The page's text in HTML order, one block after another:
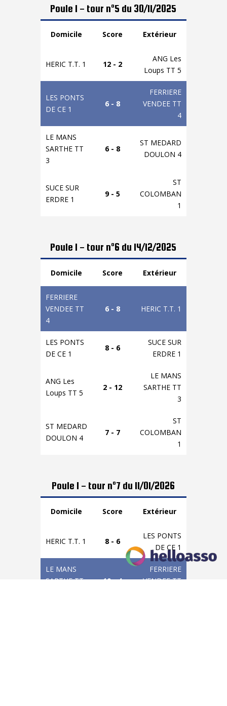
Poule 1 - tour n°5 du 30/11/2025
Domicile Score Extérieur
HERIC T.T. 1 12 - 2
ANG Les
Loups TT 5
LES PONTS
DE CE 1
6 - 8
FERRIERE
VENDEE TT
4
LE MANS
SARTHE TT
3
6 - 8
ST MEDARD
DOULON 4
SUCE SUR
ERDRE 1
9 - 5
ST
COLOMBAN
1
Poule 1 - tour n°6 du 14/12/2025
Domicile Score Extérieur
FERRIERE
VENDEE TT
4
6 - 8 HERIC T.T. 1
LES PONTS
DE CE 1
8 - 6
SUCE SUR
ERDRE 1
ANG Les
Loups TT 5
2 - 12
LE MANS
SARTHE TT
3
ST MEDARD
DOULON 4
7 - 7
ST
COLOMBAN
1
Poule 1 - tour n°7 du 11/01/2026
Domicile Score Extérieur
HERIC T.T. 1 8 - 6
LES PONTS
DE CE 1
LE MANS
SARTHE TT
10 - 4
FERRIERE
VENDEE TT